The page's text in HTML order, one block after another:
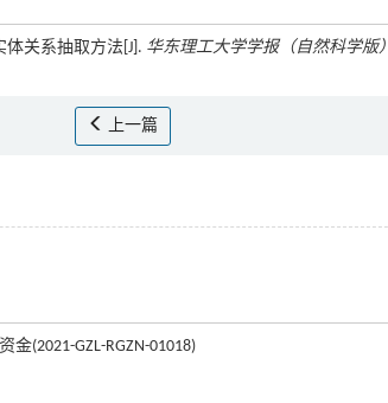
关系抽取方法[J]. 华东理工大学学报（自然科学版）
上一篇
(2021-GZL-RGZN-01018)